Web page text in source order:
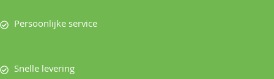
Persoonlijke service
Snelle levering